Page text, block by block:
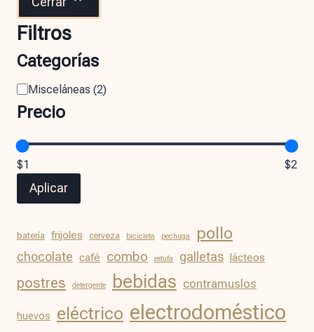
Filtros
Categorías
Misceláneas (2)
Precio
$1 $2
Aplicar
batería frijoles cerveza bicicleta pechuga pollo
chocolate café combo estufa galletas lácteos
postres detergente bebidas contramuslos
huevos eléctrico electrodoméstico